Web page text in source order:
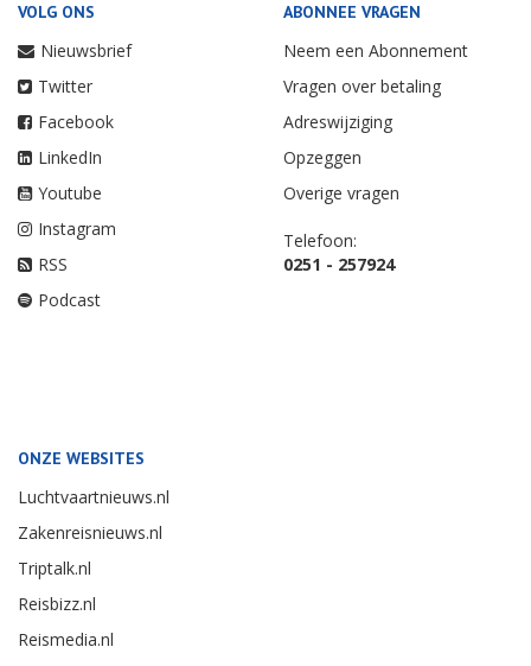
VOLG ONS
Nieuwsbrief
Twitter
Facebook
LinkedIn
Youtube
Instagram
RSS
Podcast
ABONNEE VRAGEN
Neem een Abonnement
Vragen over betaling
Adreswijziging
Opzeggen
Overige vragen
Telefoon:
0251 - 257924
ONZE WEBSITES
Luchtvaartnieuws.nl
Zakenreisnieuws.nl
Triptalk.nl
Reisbizz.nl
Reismedia.nl